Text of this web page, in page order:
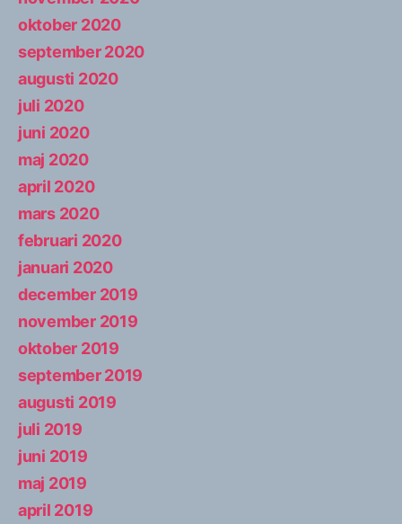
oktober 2020
september 2020
augusti 2020
juli 2020
juni 2020
maj 2020
april 2020
mars 2020
februari 2020
januari 2020
december 2019
november 2019
oktober 2019
september 2019
augusti 2019
juli 2019
juni 2019
maj 2019
april 2019